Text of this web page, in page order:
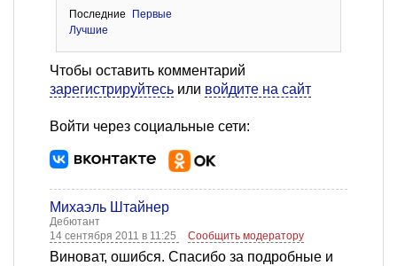
Последние
Первые
Лучшие
Чтобы оставить комментарий
зарегистрируйтесь или войдите на сайт
Войти через социальные сети:
Михаэль Штайнер
Дебютант
14 сентября 2011 в 11:25
Сообщить модератору
Виноват, ошибся. Спасибо за подробные и